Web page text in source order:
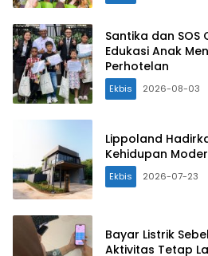
Santika dan SOS
Edukasi Anak
Perhotelan
Ekbis 2026-08-03
Lippoland
Kehidupan
Ekbis 2026-07-23
Bayar Listrik
Aktivitas Tetap